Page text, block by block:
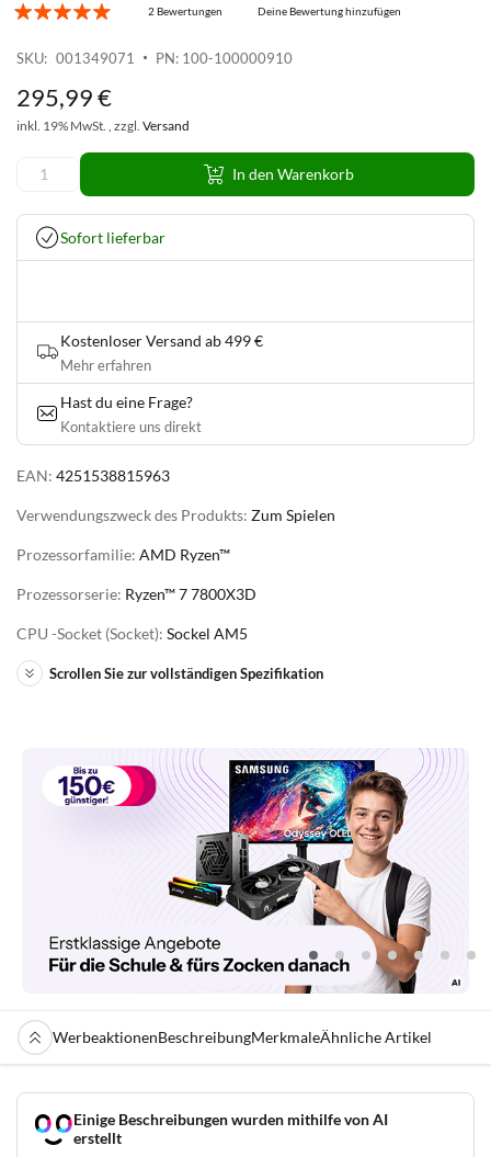
SKU 001349071 PN: 100-100000910
2 Bewertungen Deine Bewertung hinzufügen
EAN: 4251538815963
Verwendungszweck des Produkts: Zum Spielen
Prozessorfamilie: AMD Ryzen™
Prozessorserie: Ryzen™ 7 7800X3D
CPU -Socket (Socket): Sockel AM5
Scrollen Sie zur vollständigen Spezifikation
295,99€
inkl. 19% MwSt. , zzgl. Versand
In den Warenkorb
Sofort lieferbar
Kostenloser Versand ab 499 €
Mehr erfahren
Hast du eine Frage?
Kontaktiere uns direkt
der
Bildgalerie
WerbeaktionenBeschreibungMerkmaleÄhnliche Artikel
Einige Beschreibungen wurden mithilfe von AI
erstellt